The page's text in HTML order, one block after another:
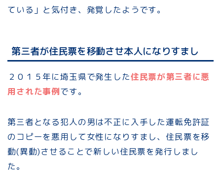
ている」と気付き、発覚したようです。
第三者が住民票を移動させ本人になりすまし
２０１５年に埼玉県で発生した住民票が第三者に悪
用された事例です。
第三者となる犯人の男は不正に入手した運転免許証
のコピーを悪用して女性になりすまし、住民票を移
動(異動)させることで新しい住民票を発行しまし
た。